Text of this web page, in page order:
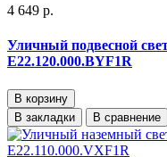
4 649 р.
Уличный подвесной
E22.120.000.BYF1R
В корзину
В закладки
В сравнение